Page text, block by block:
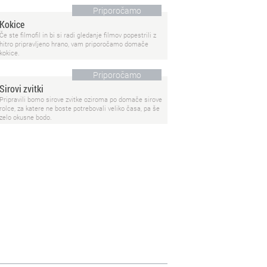
Priporočamo
Kokice
Če ste filmofil in bi si radi gledanje filmov popestrili z
hitro pripravljeno hrano, vam priporočamo domače
kokice.
Priporočamo
Sirovi zvitki
Pripravili bomo sirove zvitke oziroma po domače sirove
rolce, za katere ne boste potrebovali veliko časa, pa še
zelo okusne bodo.